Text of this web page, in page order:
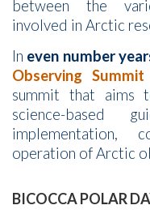
between the
involved in Arctic
In even number
Observing Summit
summit that aims
science-based
implementation,
operation of Arctic
BICOCCA POLAR